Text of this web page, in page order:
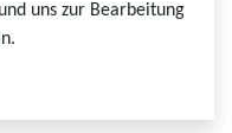
uns zur Bearbeitung